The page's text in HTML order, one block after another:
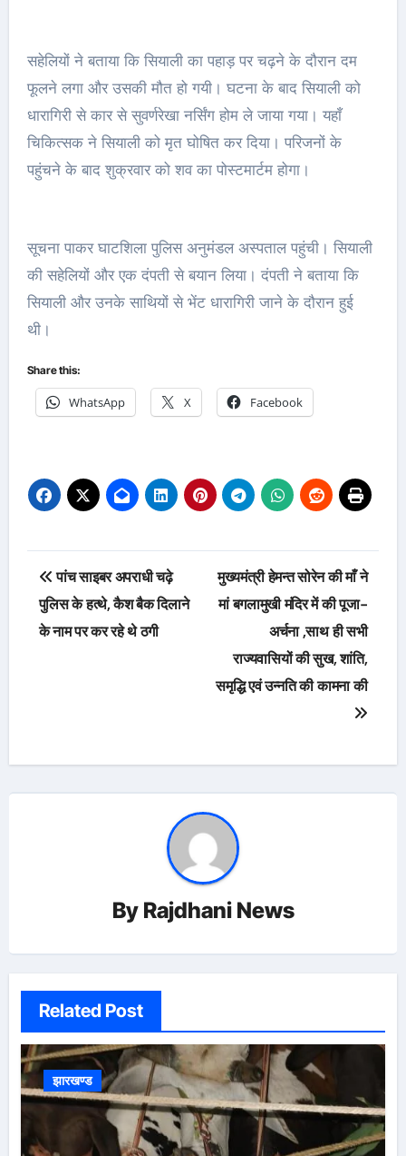
सहेलियों ने बताया कि सियाली का पहाड़ पर चढ़ने के दौरान दम
फूलने लगा और उसकी मौत हो गयी। घटना के बाद सियाली को
धारागिरी से कार से सुवर्णरेखा नर्सिंग होम ले जाया गया। यहाँ
चिकित्सक ने सियाली को मृत घोषित कर दिया। परिजनों के
पहुंचने के बाद शुक्रवार को शव का पोस्टमार्टम होगा।
सूचना पाकर घाटशिला पुलिस अनुमंडल अस्पताल पहुंची। सियाली
की सहेलियों और एक दंपती से बयान लिया। दंपती ने बताया कि
सियाली और उनके साथियों से भेंट धारागिरी जाने के दौरान हुई
थी।
Share this:
WhatsApp X Facebook
Post
navigation
पांच साइबर अपराधी चढ़े
पुलिस के हत्थे, कैश बैक दिलाने
के नाम पर कर रहे थे ठगी
मुख्यमंत्री हेमन्त सोरेन की माँ ने
मां बगलामुखी मंदिर में की पूजा-
अर्चना ,साथ ही सभी
राज्यवासियों की सुख, शांति,
समृद्धि एवं उन्नति की कामना की
By Rajdhani News
Related Post
झारखण्ड